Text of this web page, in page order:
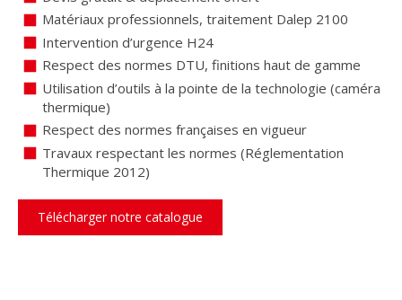
Matériaux professionnels, traitement Dalep 2100
Intervention d’urgence H24
Respect des normes DTU, finitions haut de gamme
Utilisation d’outils à la pointe de la technologie (caméra
thermique)
Respect des normes françaises en vigueur
Travaux respectant les normes (Réglementation
Thermique 2012)
Télécharger notre catalogue